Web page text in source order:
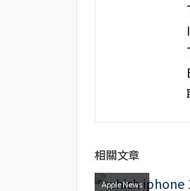
相關文章
Apple News